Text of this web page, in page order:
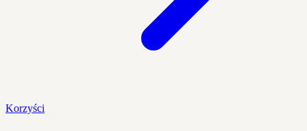
Korzyści